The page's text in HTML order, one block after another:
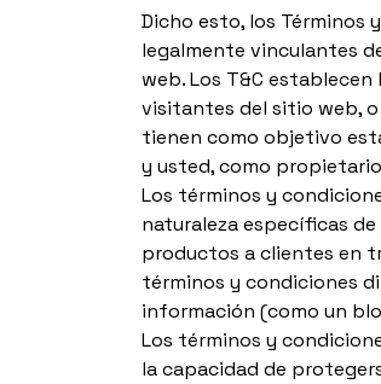
Dicho esto, los Términos
legalmente vinculantes
web. Los T&C
visitantes del sitio web,
tienen como objetivo
y usted, como
Los términos y
naturaleza específicas
productos a clientes en
términos y condiciones
información (como un
Los términos y
la capacidad de